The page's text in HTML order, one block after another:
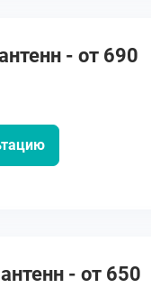
- от 690
- от 650